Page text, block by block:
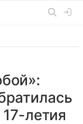
летия